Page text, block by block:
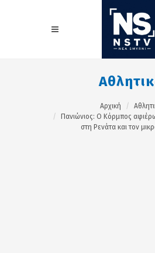
Αρχική
Πανιώνιος: Ο Κόρμπος
στη Ρενάτα και τον